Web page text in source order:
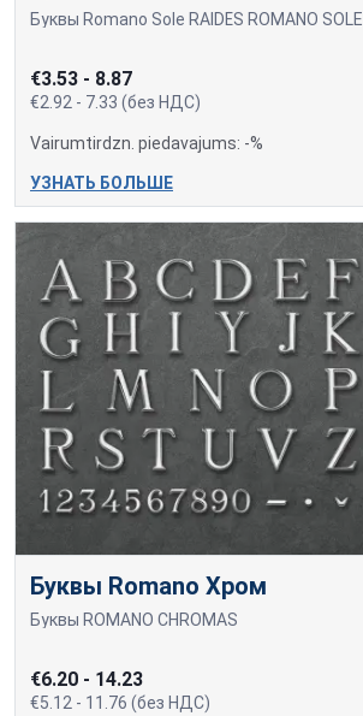
Буквы Romano Sole RAIDĖS ROMANO SOLE
€3.53 - 8.87
€2.92 - 7.33 (без НДС)
Vairumtirdzn. piedavajums: -%
УЗНАТЬ БОЛЬШЕ
Буквы Romano Хром
Буквы ROMANO CHROMAS
€6.20 - 14.23
€5.12 - 11.76 (без НДС)